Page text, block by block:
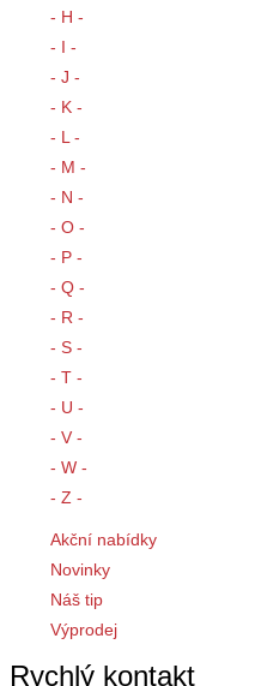
- H -
- I -
- J -
- K -
- L -
- M -
- N -
- O -
- P -
- Q -
- R -
- S -
- T -
- U -
- V -
- W -
- Z -
Akční nabídky
Novinky
Náš tip
Výprodej
Rychlý kontakt